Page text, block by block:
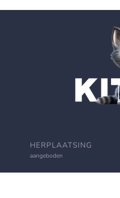
HERPLAATSING
aangeboden